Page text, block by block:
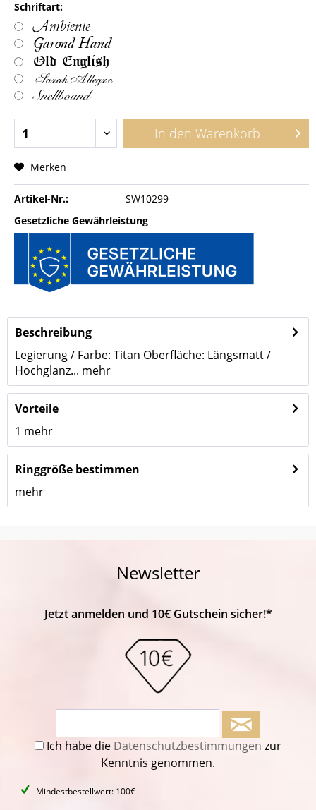
Schriftart:
Ambiente
Garond Hand
Old English
Sarah Allegro
Snellbound
In den Warenkorb
Merken
Artikel-Nr.:
SW10299
Gesetzliche Gewährleistung
Beschreibung
Legierung / Farbe: Titan Oberfläche: Längsmatt /
Hochglanz... mehr
Vorteile
1 mehr
Ringgröße bestimmen
mehr
Newsletter
Jetzt anmelden und 10€ Gutschein sicher!*
Ich habe die Datenschutzbestimmungen zur
Kenntnis genommen.
Mindestbestellwert: 100€